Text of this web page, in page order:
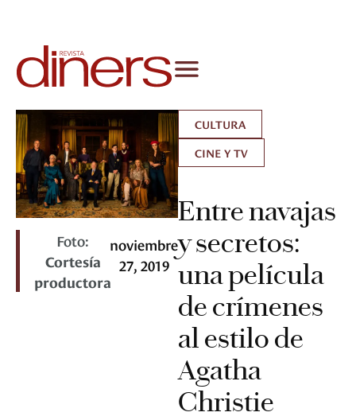
Foto:
Cortesía
productora
noviembre
27, 2019
CULTURA
CINE Y TV
Entre navajas
y secretos:
una película
de crímenes
al estilo de
Agatha
Christie